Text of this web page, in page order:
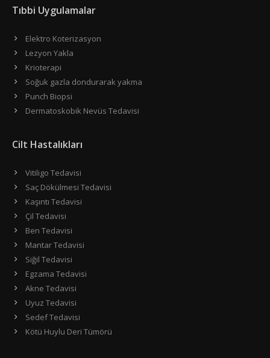
Tıbbi Uygulamalar
Elektro Koterizasyon
Lezyon Yakla
Krioterapi
Soğuk gazla dondurarak yakma
Punch Biopsi
Dermatoskobik Nevüs Tedavisi
Cilt Hastalıkları
Vitiligo Tedavisi
Saç Dökülmesi Tedavisi
Kaşıntı Tedavisi
Çil Tedavisi
Ben Tedavisi
Mantar Tedavisi
Siğil Tedavisi
Egzama Tedavisi
Akne Tedavisi
Uyuz Tedavisi
Sedef Tedavisi
Kötü Huylu Deri Tümörü